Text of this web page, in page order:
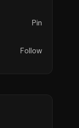
Pin
Follow